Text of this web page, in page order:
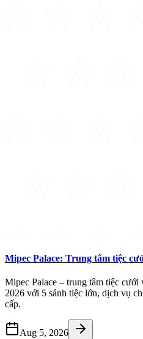
Mipec Palace: Trung tâm tiệc
Mipec Palace – trung tâm tiệc
2026 với 5 sảnh tiệc lớn, dịch vụ
cấp.
Aug 5, 2026